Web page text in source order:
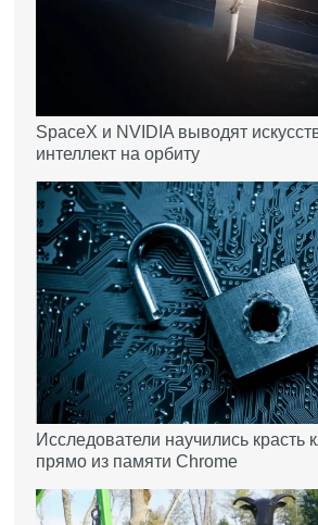
SpaceX и NVIDIA выводят
интеллект на орбиту
Исследователи научились красть
прямо из памяти Chrome